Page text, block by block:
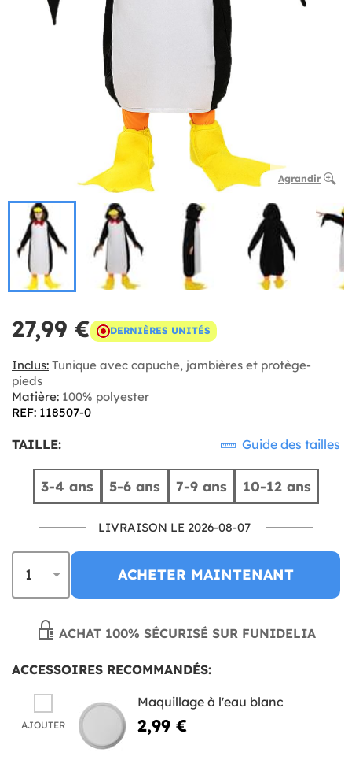
Agrandir
27,99 € DERNIÈRES UNITÉS
Inclus: Tunique avec capuche, jambières et protège-
pieds
Matière: 100% polyester
REF: 118507-0
TAILLE: Guide des tailles
3-4 ans 5-6 ans 7-9 ans 10-12 ans
LIVRAISON LE 2026-08-07
ACHETER MAINTENANT
ACHAT 100% SÉCURISÉ SUR FUNIDELIA
ACCESSOIRES RECOMMANDÉS:
AJOUTER
Maquillage à l'eau blanc
2,99 €